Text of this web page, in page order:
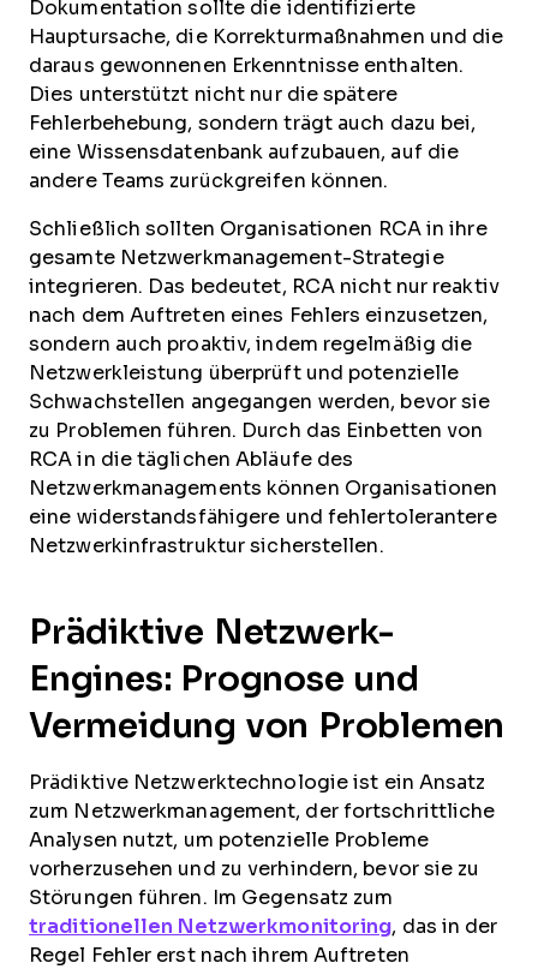
Dokumentation sollte die identifizierte
Hauptursache, die Korrekturmaßnahmen und die
daraus gewonnenen Erkenntnisse enthalten.
Dies unterstützt nicht nur die spätere
Fehlerbehebung, sondern trägt auch dazu bei,
eine Wissensdatenbank aufzubauen, auf die
andere Teams zurückgreifen können.
Schließlich sollten Organisationen RCA in ihre
gesamte Netzwerkmanagement-Strategie
integrieren. Das bedeutet, RCA nicht nur reaktiv
nach dem Auftreten eines Fehlers einzusetzen,
sondern auch proaktiv, indem regelmäßig die
Netzwerkleistung überprüft und potenzielle
Schwachstellen angegangen werden, bevor sie
zu Problemen führen. Durch das Einbetten von
RCA in die täglichen Abläufe des
Netzwerkmanagements können Organisationen
eine widerstandsfähigere und fehlertolerantere
Netzwerkinfrastruktur sicherstellen.
Prädiktive Netzwerk-
Engines: Prognose und
Vermeidung von Problemen
Prädiktive Netzwerktechnologie ist ein Ansatz
zum Netzwerkmanagement, der fortschrittliche
Analysen nutzt, um potenzielle Probleme
vorherzusehen und zu verhindern, bevor sie zu
Störungen führen. Im Gegensatz zum
traditionellen Netzwerkmonitoring, das in der
Regel Fehler erst nach ihrem Auftreten